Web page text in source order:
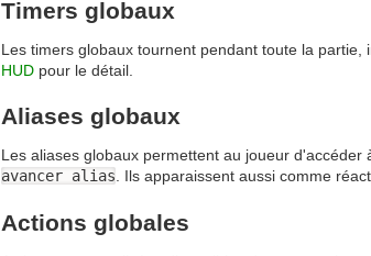
Timers globaux
Les timers globaux tournent pendant toute la
HUD pour le détail.
Aliases globaux
Les aliases globaux permettent au joueur
avancer alias . Ils apparaissent aussi comme
Actions globales